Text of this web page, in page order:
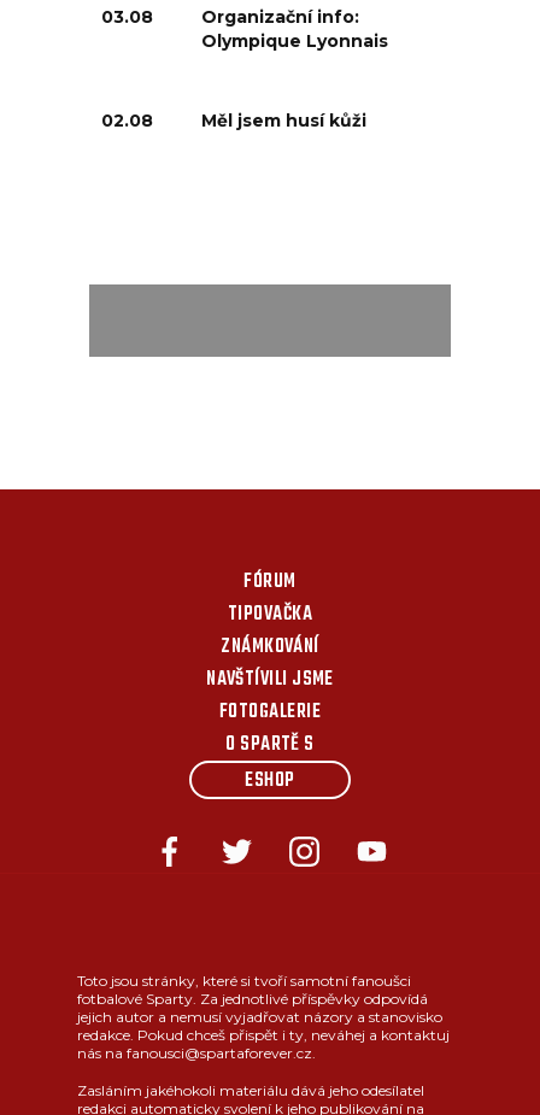
03.08
Organizační info:
Olympique Lyonnais
02.08 Měl jsem husí kůži
FÓRUM
TIPOVAČKA
ZNÁMKOVÁNÍ
NAVŠTÍVILI JSME
FOTOGALERIE
O SPARTĚ S
ESHOP
Toto jsou stránky, které si tvoří samotní fanoušci
fotbalové Sparty. Za jednotlivé příspěvky odpovídá
jejich autor a nemusí vyjadřovat názory a stanovisko
redakce. Pokud chceš přispět i ty, neváhej a kontaktuj
nás na fanousci@spartaforever.cz.
Zasláním jakéhokoli materiálu dává jeho odesílatel
redakci automaticky svolení k jeho publikování na